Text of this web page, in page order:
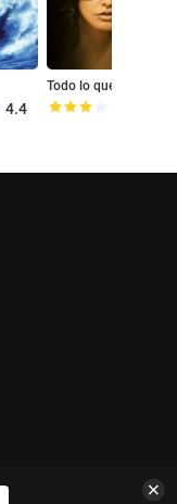
4.4